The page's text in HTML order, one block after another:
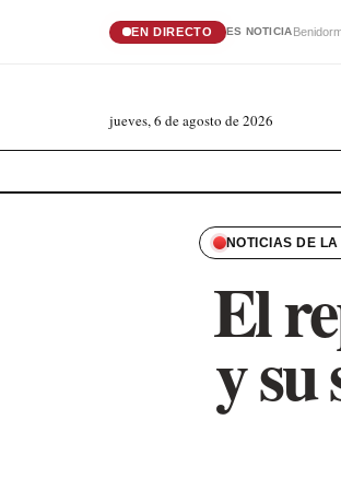
EN DIRECTO ES NOTICIA
jueves, 6 de agosto de 2026
NOTICIAS DE
El
y su